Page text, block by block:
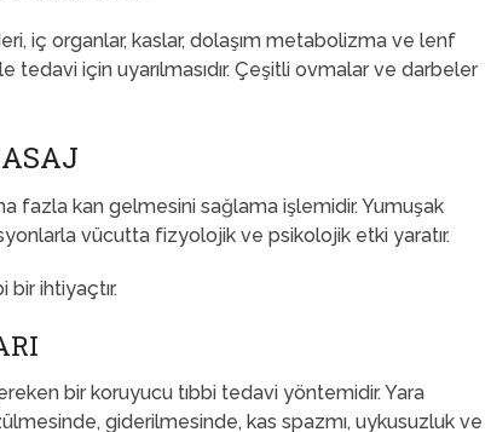
iç organlar, kaslar, dolaşım metabolizma ve lenf
için uyarılmasıdır. Çeşitli ovmalar ve darbeler
fazla kan gelmesini sağlama işlemidir. Yumuşak
vücutta fizyolojik ve psikolojik etki yaratır.
bir ihtiyaçtır.
bir koruyucu tıbbi tedavi yöntemidir. Yara
giderilmesinde, kas spazmı, uykusuzluk ve